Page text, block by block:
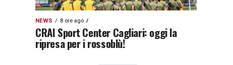
NEWS 8 ore ago
CRAI Sport Center Cagliari: oggi la
ripresa per i rossoblù!